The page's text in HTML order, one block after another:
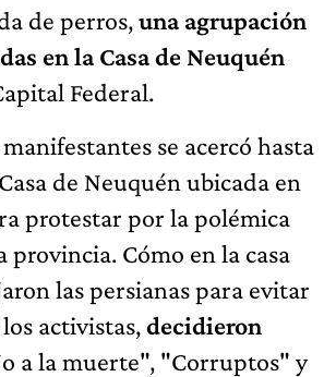
de perros,una agrupación
en la Casa de Neuquén
Federal.
se acercó hasta
de Neuquén ubicada en
protestar por la polémica
provincia. Cómo en la casa
las persianas para evitar
activistas,decidieron
a la muerte", "Corruptos" y